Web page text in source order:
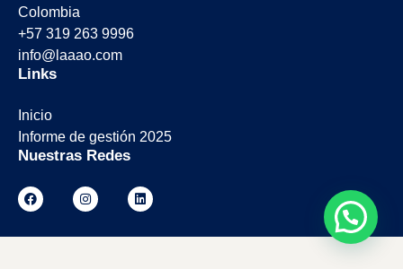
Colombia
+57 319 263 9996
info@laaao.com
Links
Inicio
Informe de gestión 2025
Nuestras Redes